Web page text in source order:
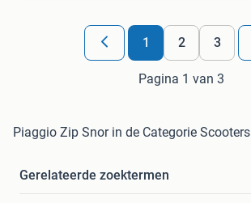
1 2 3
Pagina 1 van 3
Piaggio Zip Snor in de Categorie Scooters
Gerelateerde zoektermen